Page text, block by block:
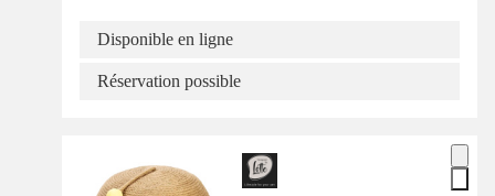
Disponible en ligne
Réservation possible